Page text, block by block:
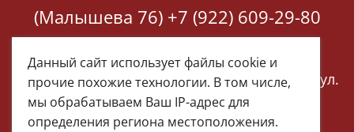
(Малышева 76) +7 (922) 609-29-80
(MAX)
Екатеринбург, ул. Мира 2
Екатеринбург, ул.
Малышева 76
Данный сайт использует файлы cookie и
прочие похожие технологии. В том числе,
мы обрабатываем Ваш IP-адрес для
определения региона местоположения.